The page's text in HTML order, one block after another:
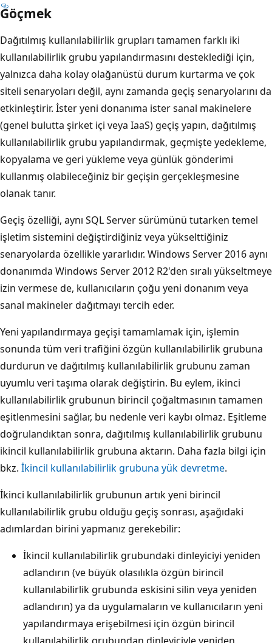
Göçmek
Dağıtılmış kullanılabilirlik grupları tamamen farklı iki
kullanılabilirlik grubu yapılandırmasını desteklediği için,
yalnızca daha kolay olağanüstü durum kurtarma ve çok
siteli senaryoları değil, aynı zamanda geçiş senaryolarını da
etkinleştirir. İster yeni donanıma ister sanal makinelere
(genel bulutta şirket içi veya IaaS) geçiş yapın, dağıtılmış
kullanılabilirlik grubu yapılandırmak, geçmişte yedekleme,
kopyalama ve geri yükleme veya günlük gönderimi
kullanmış olabileceğiniz bir geçişin gerçekleşmesine
olanak tanır.
Geçiş özelliği, aynı SQL Server sürümünü tutarken temel
işletim sistemini değiştirdiğiniz veya yükselttiğiniz
senaryolarda özellikle yararlıdır. Windows Server 2016 aynı
donanımda Windows Server 2012 R2'den sıralı yükseltmeye
izin vermese de, kullanıcıların çoğu yeni donanım veya
sanal makineler dağıtmayı tercih eder.
Yeni yapılandırmaya geçişi tamamlamak için, işlemin
sonunda tüm veri trafiğini özgün kullanılabilirlik grubuna
durdurun ve dağıtılmış kullanılabilirlik grubunu zaman
uyumlu veri taşıma olarak değiştirin. Bu eylem, ikinci
kullanılabilirlik grubunun birincil çoğaltmasının tamamen
eşitlenmesini sağlar, bu nedenle veri kaybı olmaz. Eşitleme
doğrulandıktan sonra, dağıtılmış kullanılabilirlik grubunu
ikincil kullanılabilirlik grubuna aktarın. Daha fazla bilgi için
bkz. İkincil kullanılabilirlik grubuna yük devretme.
İkinci kullanılabilirlik grubunun artık yeni birincil
kullanılabilirlik grubu olduğu geçiş sonrası, aşağıdaki
adımlardan birini yapmanız gerekebilir:
İkincil kullanılabilirlik grubundaki dinleyiciyi yeniden
adlandırın (ve büyük olasılıkla özgün birincil
kullanılabilirlik grubunda eskisini silin veya yeniden
adlandırın) ya da uygulamaların ve kullanıcıların yeni
yapılandırmaya erişebilmesi için özgün birincil